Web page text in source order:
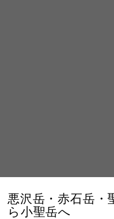
悪沢岳・赤石岳・
ら小聖岳へ